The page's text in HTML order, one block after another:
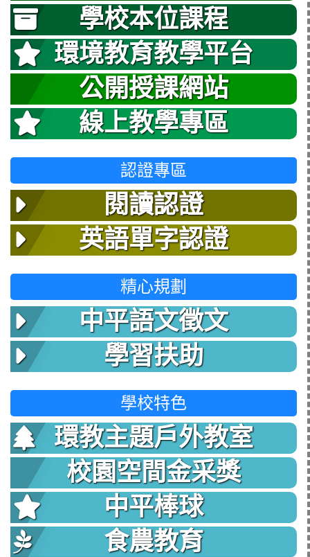
學校本位課程
環境教育教學平台
公開授課網站
線上教學專區
認證專區
閱讀認證
英語單字認證
精心規劃
中平語文徵文
學習扶助
學校特色
環教主題戶外教室
校園空間金采獎
中平棒球
食農教育